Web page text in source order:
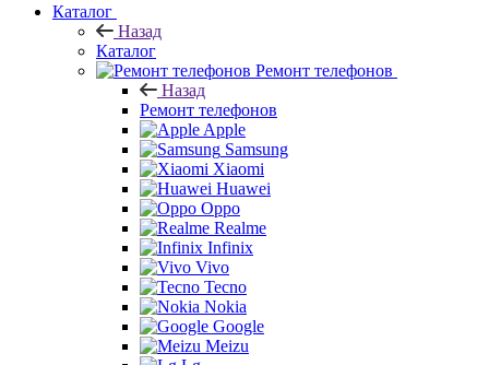
Каталог
Назад
Каталог
Ремонт телефонов
Назад
Ремонт телефонов
Apple
Samsung
Xiaomi
Huawei
Oppo
Realme
Infinix
Vivo
Tecno
Nokia
Google
Meizu